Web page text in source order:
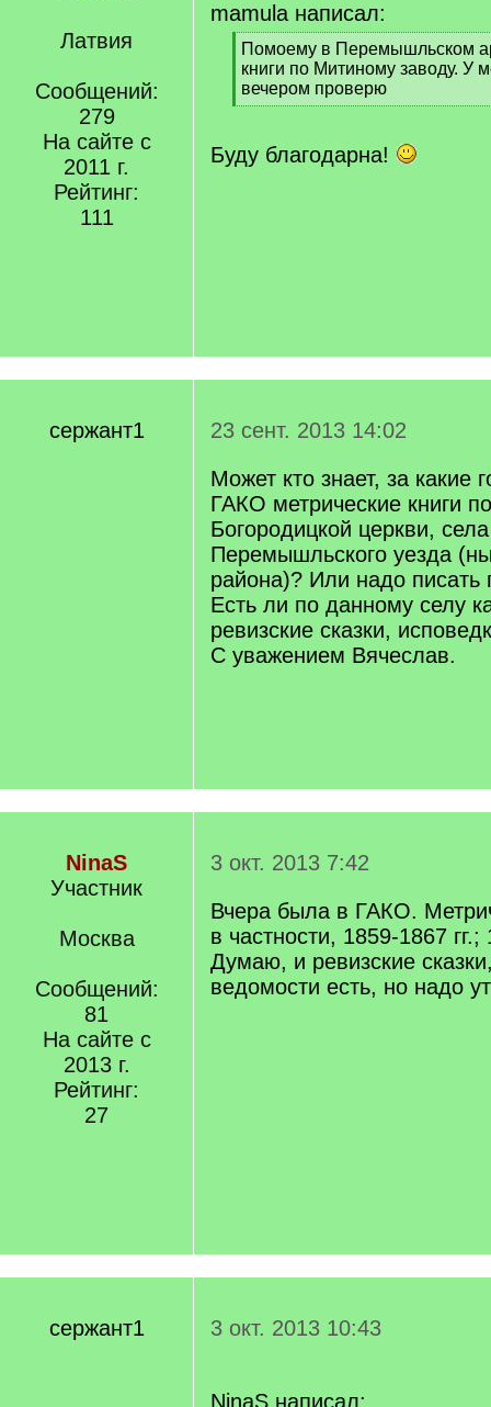
Латвия
Сообщений:
279
На сайте с
2011 г.
Рейтинг:
111
mamula написал:
[
q
]
Помоему в Перемышльском
книги по Митиному заводу. У
вечером проверю
[
q
]
Буду благодарна!
сержант1
23 сент. 2013 14:02
Может кто знает, за какие
ГАКО метрические книги
Богородицкой церкви,
Перемышльского уезда
района)? Или надо
Есть ли по данному селу
ревизские сказки,
С уважением Вячеслав.
NinaS
Участник
Москва
Сообщений:
81
На сайте с
2013 г.
Рейтинг:
27
3 окт. 2013 7:42
Вчера была в ГАКО.
в частности, 1859-1867 гг.;
Думаю, и ревизские
ведомости есть, но надо
сержант1 3 окт. 2013 10:43
NinaS написал: